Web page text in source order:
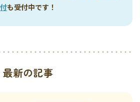
付も受付中です！
最新の記事